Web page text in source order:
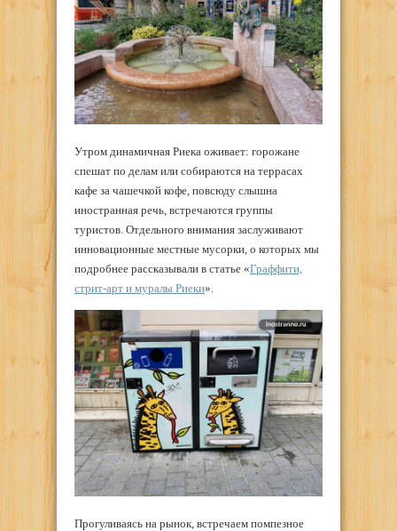
Утром динамичная Риека оживает: горожане
спешат по делам или собираются на террасах
кафе за чашечкой кофе, повсюду слышна
иностранная речь, встречаются группы
туристов. Отдельного внимания заслуживают
инновационные местные мусорки, о которых мы
подробнее рассказывали в статье «Граффити,
стрит-арт и муралы Риеки».
Прогуливаясь на рынок, встречаем помпезное